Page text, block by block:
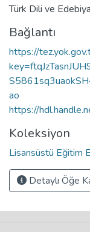
Türk Dili ve
Bağlantı
https://
ao
https://
Koleksiyon
Lisansüstü Eğitim
Detaylı Öğe